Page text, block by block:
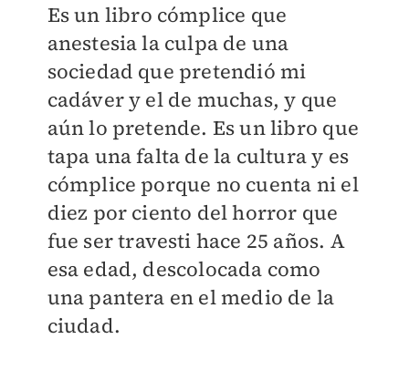
Es un libro cómplice que
anestesia la culpa de una
sociedad que pretendió mi
cadáver y el de muchas, y que
aún lo pretende. Es un libro que
tapa una falta de la cultura y es
cómplice porque no cuenta ni el
diez por ciento del horror que
fue ser travesti hace 25 años. A
esa edad, descolocada como
una pantera en el medio de la
ciudad.